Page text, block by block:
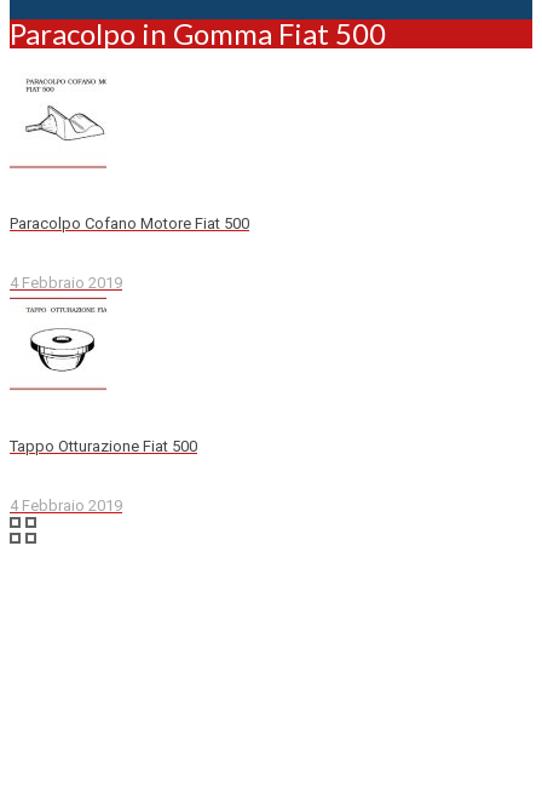
Paracolpo in Gomma Fiat 500
Paracolpo Cofano Motore Fiat 500
4 Febbraio 2019
Tappo Otturazione Fiat 500
4 Febbraio 2019